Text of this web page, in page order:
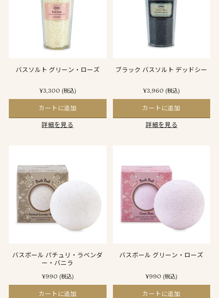
バスソルト グリーン・ローズ
¥3,300 (税込)
カートに追加
詳細を見る
ブラック バスソルト デッドシー
¥3,960 (税込)
カートに追加
詳細を見る
バスボール パチュリ・ラベンダ
ー・バニラ
¥990 (税込)
カートに追加
バスボール グリーン・ローズ
¥990 (税込)
カートに追加